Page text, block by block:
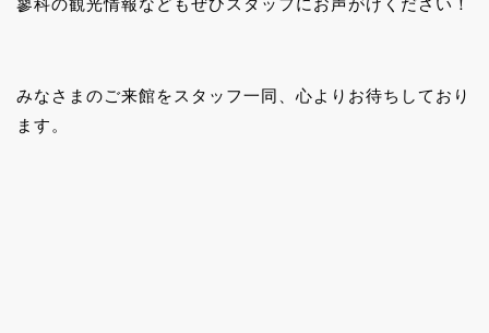
みなさまのご来館をスタッフ一同、心よりお待ちしており
ます。